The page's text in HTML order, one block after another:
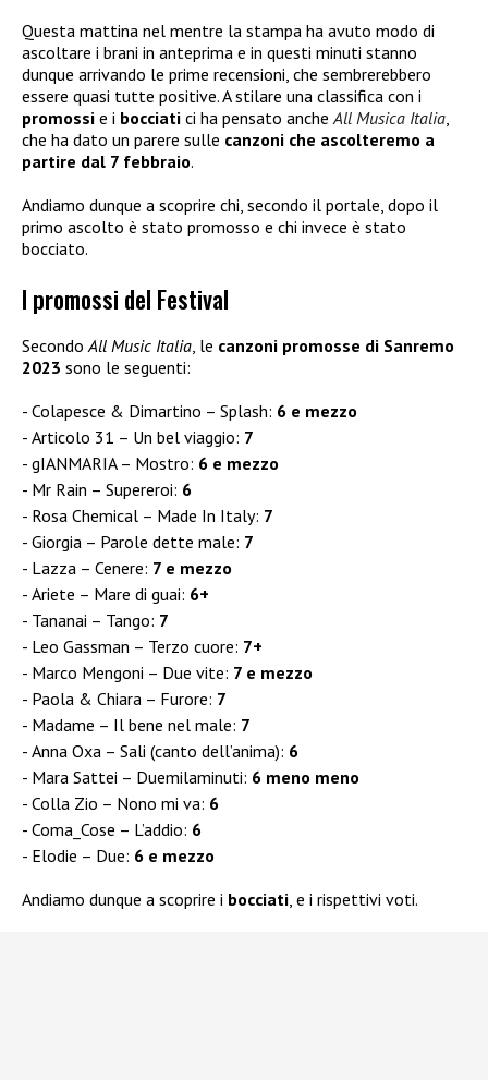
Questa mattina nel mentre la stampa ha avuto modo di
ascoltare i brani in anteprima e in questi minuti stanno
dunque arrivando le prime recensioni, che sembrerebbero
essere quasi tutte positive. A stilare una classifica con i
promossi e i bocciati ci ha pensato ancheAll Musica Italia,
che ha dato un parere sulle canzoni che ascolteremo a
partire dal 7 febbraio.
Andiamo dunque a scoprire chi, secondo il portale, dopo il
primo ascolto è stato promosso e chi invece è stato
bocciato.
I promossi del Festival
Secondo All Music Italia , le canzoni promosse di Sanremo
2023 sono le seguenti:
Colapesce & Dimartino – Splash: 6 e mezzo
Articolo 31 – Un bel viaggio: 7
gIANMARIA – Mostro: 6 e mezzo
Mr Rain – Supereroi: 6
Rosa Chemical – Made In Italy: 7
Giorgia – Parole dette male: 7
Lazza – Cenere: 7 e mezzo
Ariete – Mare di guai: 6+
Tananai – Tango: 7
Leo Gassman – Terzo cuore: 7+
Marco Mengoni – Due vite: 7 e mezzo
Paola & Chiara – Furore: 7
Madame – Il bene nel male: 7
Anna Oxa – Sali (canto dell’anima): 6
Mara Sattei – Duemilaminuti: 6 meno meno
Colla Zio – Nono mi va: 6
Coma_Cose – L’addio: 6
Elodie – Due: 6 e mezzo
Andiamo dunque a scoprire i bocciati , e i rispettivi voti.